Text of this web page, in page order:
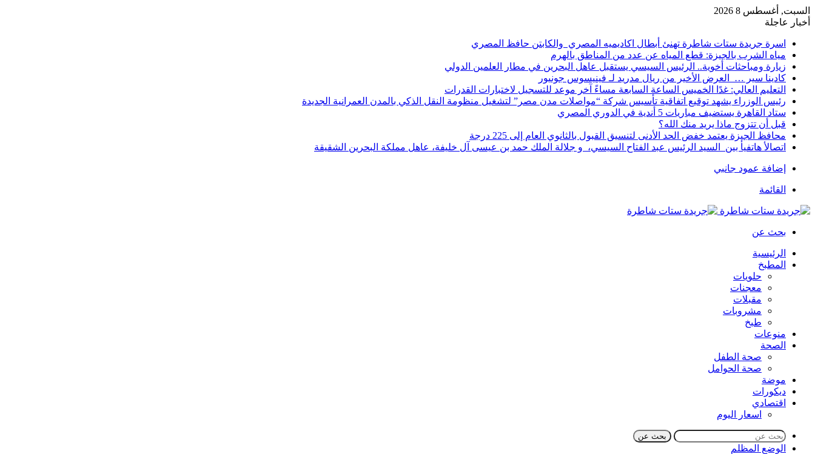
السبت, أغسطس 8 2026
أخبار عاجلة
اسرة جريدة ستات شاطرة تهنئ أبطال اكاديميه المصري والكابتن حافظ المصري
مياه الشرب بالجيزة: قطع المياه عن عدد من المناطق بالهرم
زيارة ومباحثات أخوية.. الرئيس السيسي يستقبل عاهل البحرين في مطار العلمين الدولي
كادينا سير … العرض الأخير من ريال مدريد لـ فينيسوس جونيور
التعليم العالي: غدًا الخميس الساعة السابعة مساءً آخر موعد للتسجيل لاختبارات القدرات
رئيس الوزراء يشهد توقيع اتفاقية تأسيس شركة “مواصلات مدن مصر” لتشغيل منظومة النقل الذكي بالمدن العمرانية الجديدة
ستاد القاهرة يستضيف مباريات 5 أندية في الدوري المصري
قبل أن تتزوج ماذا يريد منك الله؟
محافظ الجيزة يعتمد خفض الحد الأدنى لتنسيق القبول بالثانوي العام إلى 225 درجة
اتصالأ هاتفيأ بين السيد الرئيس عبد الفتاح السيسي، و جلالة الملك حمد بن عيسى آل خليفة، عاهل مملكة البحرين الشقيقة
إضافة عمود جانبي
القائمة
بحث عن
الرئيسية
المطبخ
حلويات
معجنات
مقبلات
مشروبات
طبخ
منوعات
الصحة
صحة الطفل
صحة الحوامل
موضة
ديكورات
اقتصادي
اسعار اليوم
بحث عن
الوضع المظلم